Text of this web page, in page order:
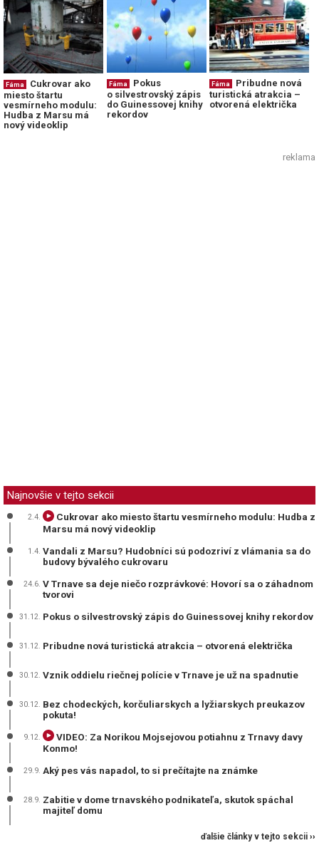
Fáma
Cukrovar ako
miesto štartu
vesmírneho modulu:
Hudba z Marsu má
nový videoklip
Fáma
Pokus
o silvestrovský zápis
do Guinessovej knihy
rekordov
Fáma
Pribudne nová
turistická atrakcia –
otvorená električka
reklama
Najnovšie v tejto sekcii
2.4.
Cukrovar ako miesto štartu vesmírneho modulu: Hudba z
Marsu má nový videoklip
1.4. Vandali z Marsu? Hudobníci sú podozriví z vlámania sa do
budovy bývalého cukrovaru
24.6. V Trnave sa deje niečo rozprávkové: Hovorí sa o záhadnom
tvorovi
31.12. Pokus o silvestrovský zápis do Guinessovej knihy rekordov
31.12. Pribudne nová turistická atrakcia – otvorená električka
30.12. Vznik oddielu riečnej polície v Trnave je už na spadnutie
30.12. Bez chodeckých, korčuliarskych a lyžiarskych preukazov
pokuta!
9.12.
VIDEO: Za Norikou Mojsejovou potiahnu z Trnavy davy
Konmo!
29.9. Aký pes vás napadol, to si prečítajte na známke
28.9. Zabitie v dome trnavského podnikateľa, skutok spáchal
majiteľ domu
ďalšie články v tejto sekcii ››